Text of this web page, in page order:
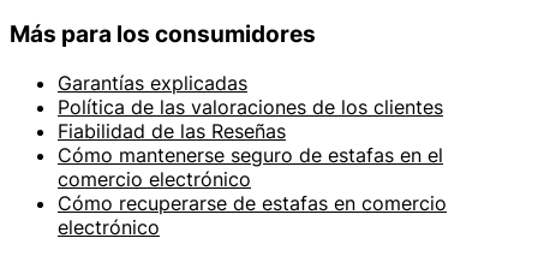
Más para los consumidores
Garantías explicadas
Política de las valoraciones de los clientes
Fiabilidad de las Reseñas
Cómo mantenerse seguro de estafas en el
comercio electrónico
Cómo recuperarse de estafas en comercio
electrónico